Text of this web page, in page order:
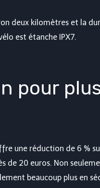
deux kilomètres et la
est étanche IPX7.
pour
une réduction de 6 %
de 20 euros. Non
beaucoup plus en